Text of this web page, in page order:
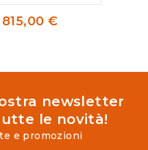
0
815,00 €
newsletter
le novità!
e promozioni